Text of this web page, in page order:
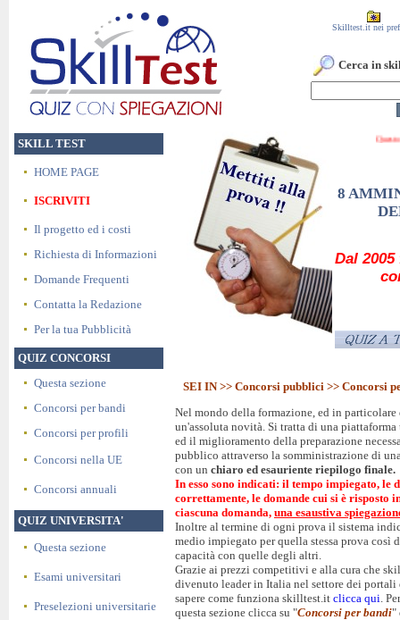
Skilltest.it nei
Cerca in
SKILL TEST
HOME PAGE
ISCRIVITI
Il progetto ed i costi
Richiesta di Informazioni
Domande Frequenti
Contatta la Redazione
Per la tua Pubblicità
QUIZ CONCORSI
Questa sezione
Concorsi per bandi
Concorsi per profili
Concorsi nella UE
Concorsi annuali
QUIZ UNIVERSITA'
Questa sezione
Esami universitari
Preselezioni universitarie
8
Dal
SEI IN >> Concorsi pubblici >> Concorsi
Nel mondo della formazione, ed in
un'assoluta novità. Si tratta di una
ed il miglioramento della preparazione
pubblico attraverso la somministrazione di
con un chiaro ed esauriente riepilogo finale.
In esso sono indicati: il tempo impiegato, le
correttamente, le domande cui si è risposto
ciascuna domanda, una esaustiva
Inoltre al termine di ogni prova il sistema
medio impiegato per quella stessa prova così
capacità con quelle degli altri.
Grazie ai prezzi competitivi e alla cura che
divenuto leader in Italia nel settore dei portali
sapere come funziona skilltest.it clicca qui.
questa sezione clicca su "Concorsi per bandi"